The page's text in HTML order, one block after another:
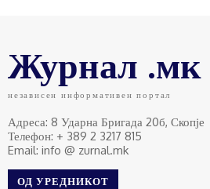
Журнал .мк
независен информативен портал
Адреса: 8 Ударна Бригада 20б, Скопје
Телефон: + 389 2 3217 815
Email: info @ zurnal.mk
ОД УРЕДНИКОТ